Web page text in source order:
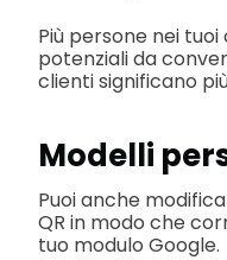
Più persone nei
potenziali da
clienti significano
Modelli
Puoi anche
QR in modo che
tuo modulo Google.